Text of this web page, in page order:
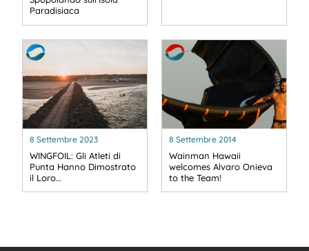
Paradisiaca
8 Settembre 2023
WINGFOIL: Gli Atleti di
Punta Hanno Dimostrato
il Loro…
8 Settembre 2014
Wainman Hawaii
welcomes Alvaro Onieva
to the Team!